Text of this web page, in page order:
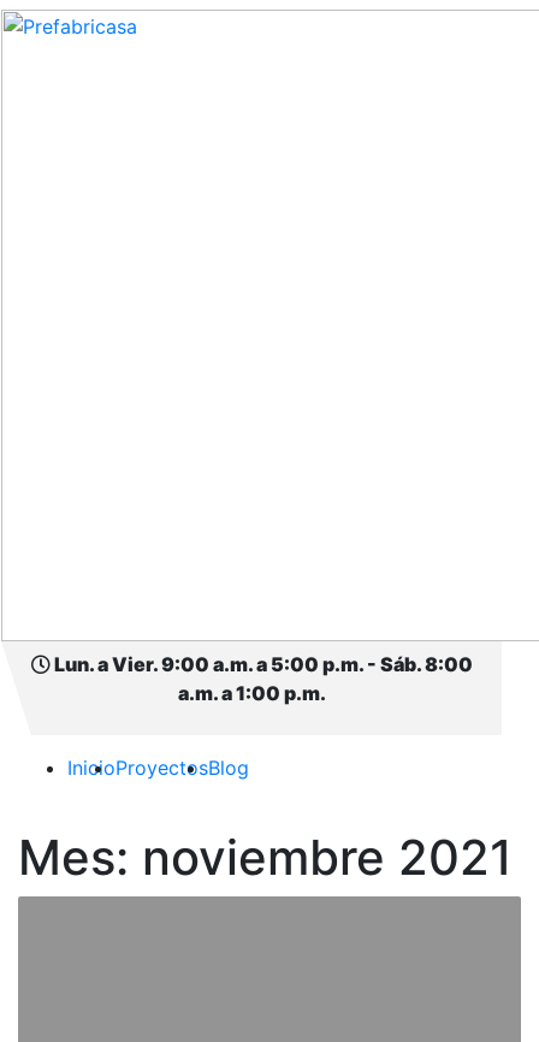
Lun. a Vier. 9:00 a.m. a 5:00 p.m. - Sáb. 8:00
a.m. a 1:00 p.m.
InicioProyectosBlog
Mes: noviembre 2021